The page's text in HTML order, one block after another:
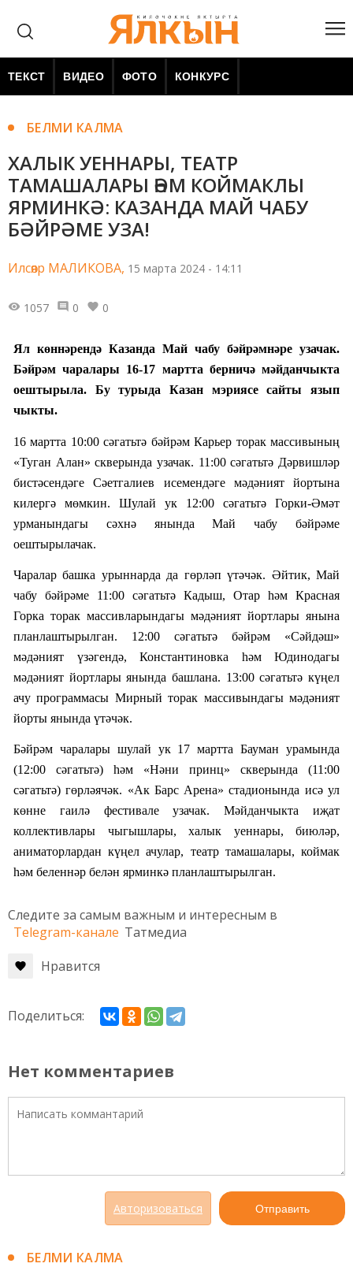
ТЕКСТ ВИДЕО ФОТО КОНКУРС
БЕЛМИ КАЛМА
ХАЛЫК УЕННАРЫ, ТЕАТР
ТАМАШАЛАРЫ ҺӘМ КОЙМАКЛЫ
ЯРМИНКӘ: КАЗАНДА МАЙ ЧАБУ
БӘЙРӘМЕ УЗА!
Илсөяр МАЛИКОВА, 15 марта 2024 - 14:11
1057 0 0
Ял көннәрендә Казанда Май чабу бәйрәмнәре узачак.
Бәйрәм чаралары 16-17 мартта берничә мәйданчыкта
оештырыла. Бу турыда Казан мэриясе сайты язып
чыкты.
16 мартта 10:00 сәгатьтә бәйрәм Карьер торак массивының
«Туган Алан» скверында узачак. 11:00 сәгатьтә Дәрвишләр
бистәсендәге Сәетгалиев исемендәге мәдәният йортына
килергә мөмкин. Шулай ук 12:00 сәгатьтә Горки-Әмәт
урманындагы сәхнә янында Май чабу бәйрәме
оештырылачак.
Чаралар башка урыннарда да гөрләп үтәчәк. Әйтик, Май
чабу бәйрәме 11:00 сәгатьтә Кадыш, Отар һәм Красная
Горка торак массивларындагы мәдәният йортлары янына
планлаштырылган. 12:00 сәгатьтә бәйрәм «Сәйдәш»
мәдәният үзәгендә, Константиновка һәм Юдинодагы
мәдәният йортлары янында башлана. 13:00 сәгатьтә күңел
ачу программасы Мирный торак массивындагы мәдәният
йорты янында үтәчәк.
Бәйрәм чаралары шулай ук 17 мартта Бауман урамында
(12:00 сәгатьтә) һәм «Нәни принц» скверында (11:00
сәгатьтә) гөрләячәк. «Ак Барс Арена» стадионында исә ул
көнне гаилә фестивалеузачак. Мәйданчыкта иҗат
коллективлары чыгышлары, халык уеннары, биюләр,
аниматорлардан күңел ачулар, театр тамашалары, коймак
һәм беленнәр белән ярминкә планлаштырылган.
Следите за самым важным и интересным в
Telegram-канале Татмедиа
Нравится
Поделиться:
Нет комментариев
Авторизоваться Отправить
БЕЛМИ КАЛМА